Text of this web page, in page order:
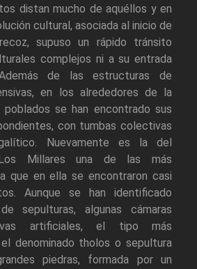
distan mucho de aquéllos y en
cultural, asociada al inicio de
supuso un rápido tránsito
complejos ni a su entrada
de las estructuras de
en los alrededores de la
se han encontrado sus
con tumbas colectivas
Nuevamente es la del
Millares una de las más
que en ella se encontraron casi
Aunque se han identificado
sepulturas, algunas cámaras
artificiales, el tipo más
denominado tholos o sepultura
piedras, formada por un